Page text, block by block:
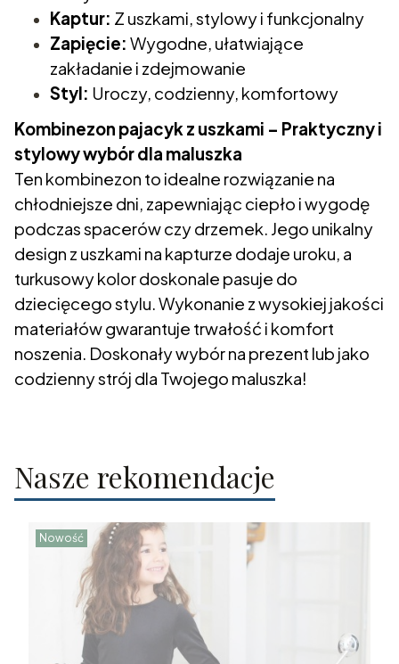
Kaptur: Z uszkami, stylowy i funkcjonalny
Zapięcie: Wygodne, ułatwiające
zakładanie i zdejmowanie
Styl: Uroczy, codzienny, komfortowy
Kombinezon pajacyk z uszkami – Praktyczny i
stylowy wybór dla maluszka
Ten kombinezon to idealne rozwiązanie na
chłodniejsze dni, zapewniając ciepło i wygodę
podczas spacerów czy drzemek. Jego unikalny
design z uszkami na kapturze dodaje uroku, a
turkusowy kolor doskonale pasuje do
dziecięcego stylu. Wykonanie z wysokiej jakości
materiałów gwarantuje trwałość i komfort
noszenia. Doskonały wybór na prezent lub jako
codzienny strój dla Twojego maluszka!
Nasze rekomendacje
Nowość